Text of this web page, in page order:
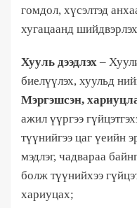
гомдол, хүсэлтэд
хугацаанд
Хууль дээдлэх –
биелүүлэх, хуульд
Мэргэшсэн,
ажил үүргээ
түүнийгээ цаг үеийн
мэдлэг, чадвараа
болж түүнийхээ
хариуцах;